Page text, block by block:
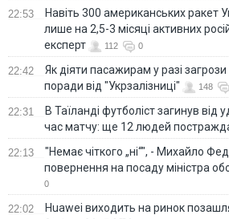
22:53
Навіть 300 американських ракет
лише на 2,5-3 місяці активних
експерт
112 0
22:42
Як діяти пасажирам у разі
поради від "Укрзалізниці"
148
22:31
В Таїланді футболіст загинув від
час матчу: ще 12 людей
22:13
"Немає чіткого „ні“", - Михайло
повернення на посаду міністра
0
22:02
Huawei виходить на ринок